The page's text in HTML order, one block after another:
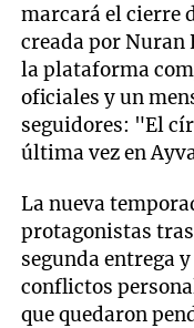
marcará el cierre
creada por Nuran
la plataforma
oficiales y un
seguidores: "El
última vez en
La nueva
protagonistas
segunda entrega
conflictos
que quedaron